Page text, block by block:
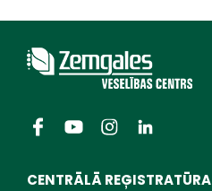
CENTRĀLĀ REĢISTRATŪRA